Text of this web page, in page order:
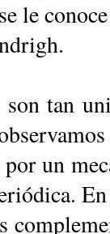
le
tan
por un